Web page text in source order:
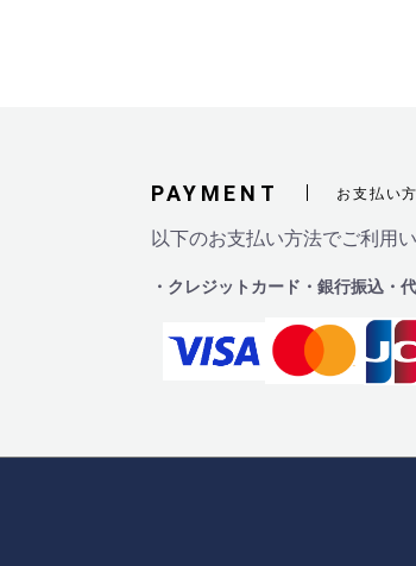
PAYMENT お支払い
以下のお支払い方法でご利用い
・クレジットカード ・銀行振込 ・